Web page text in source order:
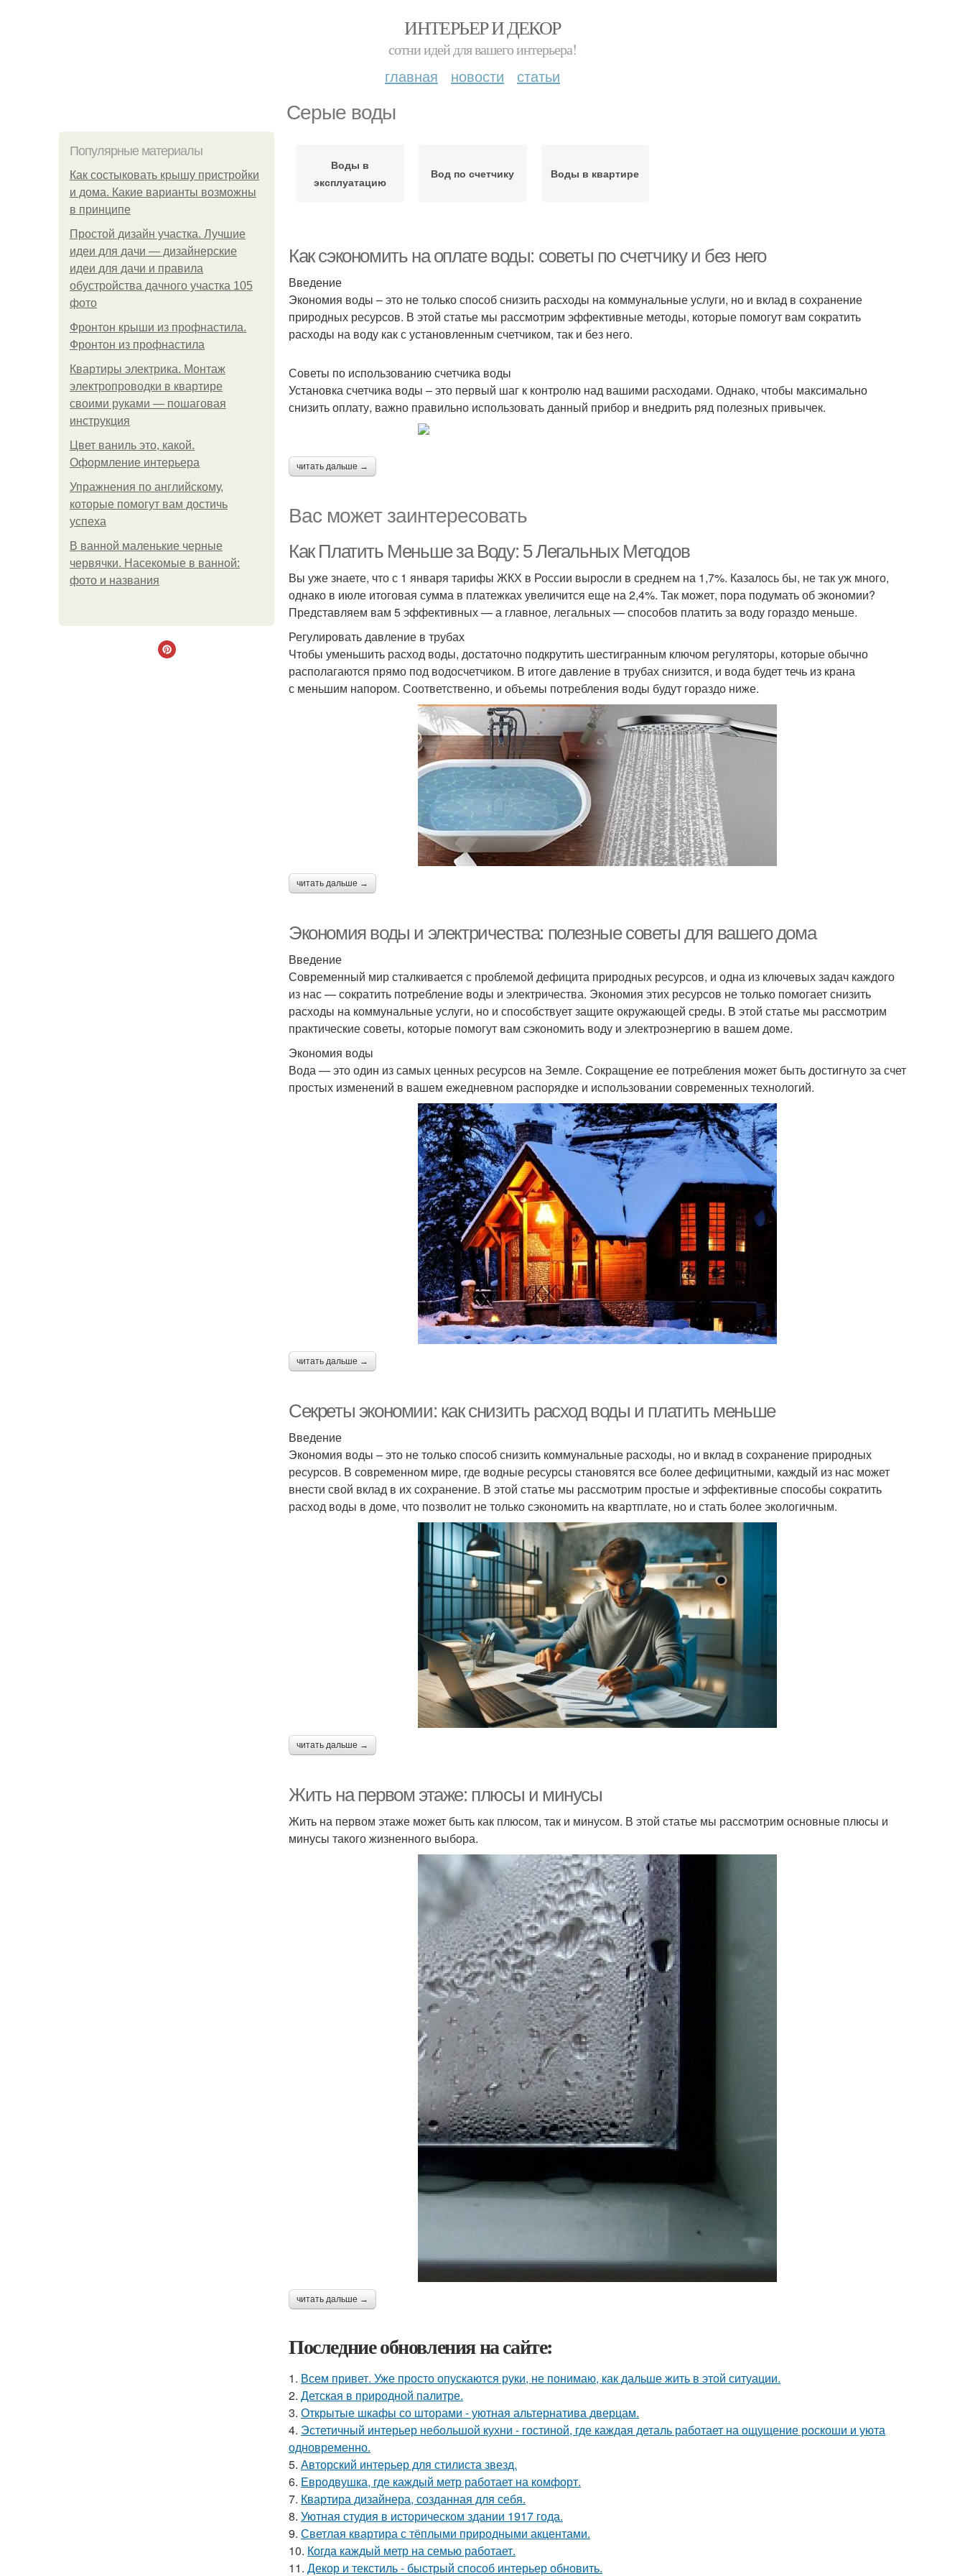
ИНТЕРЬЕР И ДЕКОР
сотни идей для вашего интерьера!
главная новости статьи
Серые воды
Популярные материалы
Как состыковать крышу пристройки
и дома. Какие варианты возможны
в принципе
Простой дизайн участка. Лучшие
идеи для дачи — дизайнерские
идеи для дачи и правила
обустройства дачного участка 105
фото
Фронтон крыши из профнастила.
Фронтон из профнастила
Квартиры электрика. Монтаж
электропроводки в квартире
своими руками — пошаговая
инструкция
Цвет ваниль это, какой.
Оформление интерьера
Упражнения по английскому,
которые помогут вам достичь
успеха
В ванной маленькие черные
червячки. Насекомые в ванной:
фото и названия
Воды в
эксплуатацию
Вод по счетчику Воды в квартире
Как сэкономить на оплате воды: советы по счетчику и без него
Введение
Экономия воды – это не только способ снизить расходы на коммунальные услуги, но и вклад в сохранение
природных ресурсов. В этой статье мы рассмотрим эффективные методы, которые помогут вам сократить
расходы на воду как с установленным счетчиком, так и без него.
Советы по использованию счетчика воды
Установка счетчика воды – это первый шаг к контролю над вашими расходами. Однако, чтобы максимально
снизить оплату, важно правильно использовать данный прибор и внедрить ряд полезных привычек.
читать дальше →
Вас может заинтересовать
Как Платить Меньше за Воду: 5 Легальных Методов
Вы уже знаете, что с 1 января тарифы ЖКХ в России выросли в среднем на 1,7%. Казалось бы, не так уж много,
однако в июле итоговая сумма в платежках увеличится еще на 2,4%. Так может, пора подумать об экономии?
Представляем вам 5 эффективных — а главное, легальных — способов платить за воду гораздо меньше.
Регулировать давление в трубах
Чтобы уменьшить расход воды, достаточно подкрутить шестигранным ключом регуляторы, которые обычно
располагаются прямо под водосчетчиком. В итоге давление в трубах снизится, и вода будет течь из крана
с меньшим напором. Соответственно, и объемы потребления воды будут гораздо ниже.
читать дальше →
Экономия воды и электричества: полезные советы для вашего дома
Введение
Современный мир сталкивается с проблемой дефицита природных ресурсов, и одна из ключевых задач каждого
из нас — сократить потребление воды и электричества. Экономия этих ресурсов не только помогает снизить
расходы на коммунальные услуги, но и способствует защите окружающей среды. В этой статье мы рассмотрим
практические советы, которые помогут вам сэкономить воду и электроэнергию в вашем доме.
Экономия воды
Вода — это один из самых ценных ресурсов на Земле. Сокращение ее потребления может быть достигнуто за счет
простых изменений в вашем ежедневном распорядке и использовании современных технологий.
читать дальше →
Секреты экономии: как снизить расход воды и платить меньше
Введение
Экономия воды – это не только способ снизить коммунальные расходы, но и вклад в сохранение природных
ресурсов. В современном мире, где водные ресурсы становятся все более дефицитными, каждый из нас может
внести свой вклад в их сохранение. В этой статье мы рассмотрим простые и эффективные способы сократить
расход воды в доме, что позволит не только сэкономить на квартплате, но и стать более экологичным.
читать дальше →
Жить на первом этаже: плюсы и минусы
Жить на первом этаже может быть как плюсом, так и минусом. В этой статье мы рассмотрим основные плюсы и
минусы такого жизненного выбора.
читать дальше →
Последние обновления на сайте:
1. Всем привет. Уже просто опускаются руки, не понимаю, как дальше жить в этой ситуации.
2. Детская в природной палитре.
3. Открытые шкафы со шторами - уютная альтернатива дверцам.
4. Эстетичный интерьер небольшой кухни - гостиной, где каждая деталь работает на ощущение роскоши и уюта
одновременно.
5. Авторский интерьер для стилиста звезд.
6. Евродвушка, где каждый метр работает на комфорт.
7. Квартира дизайнера, созданная для себя.
8. Уютная студия в историческом здании 1917 года.
9. Светлая квартира с тёплыми природными акцентами.
10. Когда каждый метр на семью работает.
11. Декор и текстиль - быстрый способ интерьер обновить.